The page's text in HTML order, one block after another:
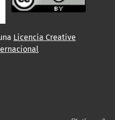
Licencia Creative